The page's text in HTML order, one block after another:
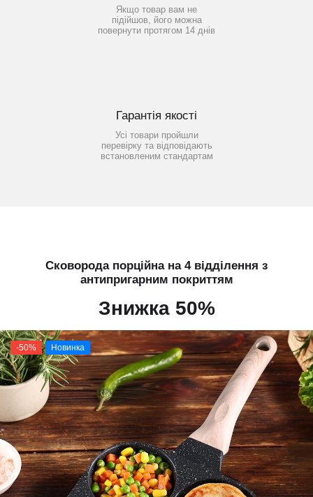
Якщо товар вам не
підійшов, його можна
повернути протягом 14 днів
Гарантія якості
Усі товари пройшли
перевірку та відповідають
встановленим стандартам
Сковорода порційна на 4 відділення з
антипригарним покриттям
Знижка 50%
-50% Новинка